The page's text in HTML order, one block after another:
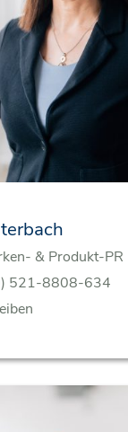
& Produkt-PR
521-8808-634